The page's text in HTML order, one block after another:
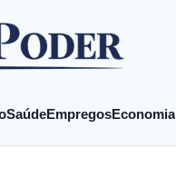
SaúdeEmpregosEconomia